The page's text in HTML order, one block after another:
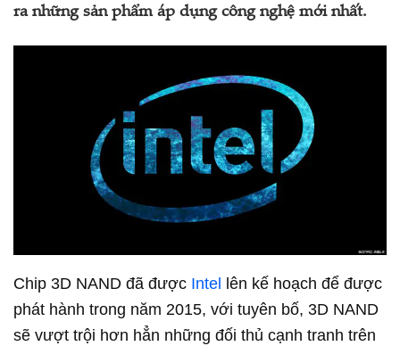
ra những sản phẩm áp dụng công nghệ mới nhất.
Chip 3D NAND đã được Intel
lên kế hoạch để được
phát hành trong năm 2015, với tuyên bố, 3D NAND
sẽ vượt trội hơn hẳn những đối thủ cạnh tranh trên